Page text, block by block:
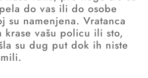
do vas ili do osobe
su namenjena. Vratanca
krase vašu policu ili sto,
su dug put dok ih niste